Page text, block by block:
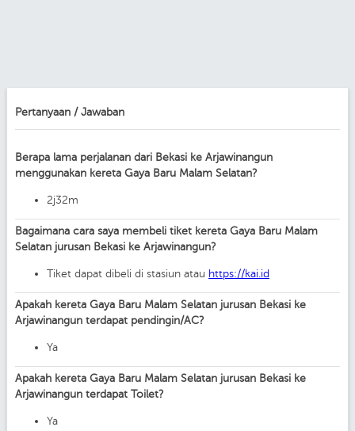
Pertanyaan / Jawaban
Berapa lama perjalanan dari Bekasi ke Arjawinangun
menggunakan kereta Gaya Baru Malam Selatan?
2j32m
Bagaimana cara saya membeli tiket kereta Gaya Baru Malam
Selatan jurusan Bekasi ke Arjawinangun?
Tiket dapat dibeli di stasiun atau https://kai.id
Apakah kereta Gaya Baru Malam Selatan jurusan Bekasi ke
Arjawinangun terdapat pendingin/AC?
Ya
Apakah kereta Gaya Baru Malam Selatan jurusan Bekasi ke
Arjawinangun terdapat Toilet?
Ya